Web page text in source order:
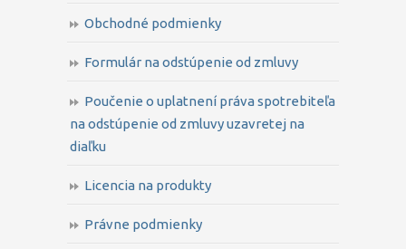
Obchodné podmienky
Formulár na odstúpenie od zmluvy
Poučenie o uplatnení práva spotrebiteľa
na odstúpenie od zmluvy uzavretej na
diaľku
Licencia na produkty
Právne podmienky